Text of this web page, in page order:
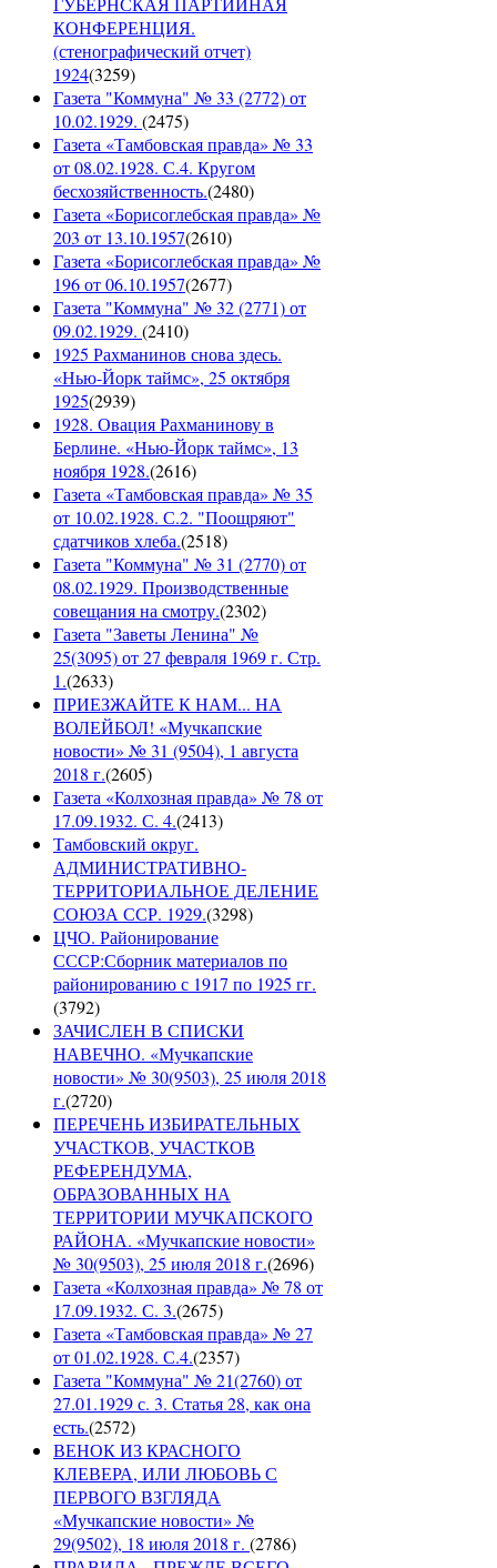
КОНФЕРЕНЦИЯ.
(стенографический отчет)
1924(3259)
Газета "Коммуна" № 33 (2772) от
10.02.1929. (2475)
Газета «Тамбовская правда» № 33
от 08.02.1928. С.4. Кругом
бесхозяйственность.(2480)
Газета «Борисоглебская правда» №
203 от 13.10.1957(2610)
Газета «Борисоглебская правда» №
196 от 06.10.1957(2677)
Газета "Коммуна" № 32 (2771) от
09.02.1929. (2410)
1925 Рахманинов снова здесь.
«Нью-Йорк таймс», 25 октября
1925(2939)
1928. Овация Рахманинову в
Берлине. «Нью-Йорк таймс», 13
ноября 1928.(2616)
Газета «Тамбовская правда» № 35
от 10.02.1928. С.2. "Поощряют"
сдатчиков хлеба.(2518)
Газета "Коммуна" № 31 (2770) от
08.02.1929. Производственные
совещания на смотру.(2302)
Газета "Заветы Ленина" №
25(3095) от 27 февраля 1969 г. Стр.
1.(2633)
ПРИЕЗЖАЙТЕ К НАМ... НА
ВОЛЕЙБОЛ! «Мучкапские
новости» № 31 (9504), 1 августа
2018 г.(2605)
Газета «Колхозная правда» № 78 от
17.09.1932. С. 4.(2413)
Тамбовский округ.
АДМИНИСТРАТИВНО-
ТЕРРИТОРИАЛЬНОЕ ДЕЛЕНИЕ
СОЮЗА ССР. 1929.(3298)
ЦЧО. Районирование
СССР:Сборник материалов по
районированию с 1917 по 1925 гг.
(3792)
ЗАЧИСЛЕН В СПИСКИ
НАВЕЧНО. «Мучкапские
новости» № 30(9503), 25 июля 2018
г.(2720)
ПЕРЕЧЕНЬ ИЗБИРАТЕЛЬНЫХ
УЧАСТКОВ, УЧАСТКОВ
РЕФЕРЕНДУМА,
ОБРАЗОВАННЫХ НА
ТЕРРИТОРИИ МУЧКАПСКОГО
РАЙОНА. «Мучкапские новости»
№ 30(9503), 25 июля 2018 г.(2696)
Газета «Колхозная правда» № 78 от
17.09.1932. С. 3.(2675)
Газета «Тамбовская правда» № 27
от 01.02.1928. С.4.(2357)
Газета "Коммуна" № 21(2760) от
27.01.1929 с. 3. Статья 28, как она
есть.(2572)
ВЕНОК ИЗ КРАСНОГО
КЛЕВЕРА, ИЛИ ЛЮБОВЬ С
ПЕРВОГО ВЗГЛЯДА
«Мучкапские новости» №
29(9502), 18 июля 2018 г. (2786)